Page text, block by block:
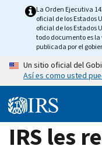
La Orden Ejecutiva
oficial de los Estados
oficial de los Estados
todo documento es
publicada por el
Un sitio oficial del
Así es como usted
IRS les